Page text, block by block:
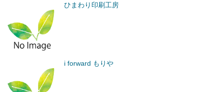
ひまわり印刷工房
i forward もりや